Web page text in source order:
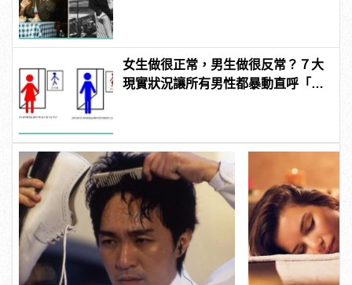
女生做很正常，男生做很反常？７大
現實狀況讓所有男性都暴動直呼「不